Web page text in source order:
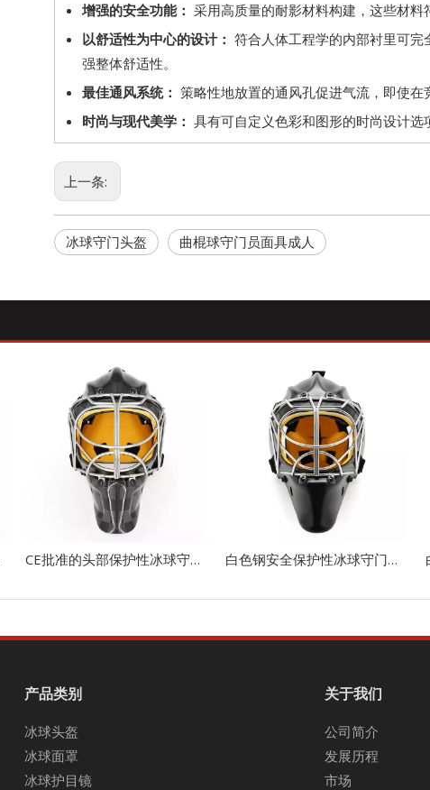
增强的安全功能： 采用高质量的耐影材料构建，这些材料
以舒适性为中心的设计： 符合人体工程学的内部衬里可
强整体舒适性。
最佳通风系统： 策略性地放置的通风孔促进气流，即使在
时尚与现代美学： 具有可自定义色彩和图形的时尚设计选
上一条:
冰球守门头盔 曲棍球守门员面具成人
CE批准的头部保护性冰球守门员头盔 白色钢安全保护性冰球守门头盔
产品类别
冰球头盔
冰球面罩
冰球护目镜
关于我们
公司简介
发展历程
市场